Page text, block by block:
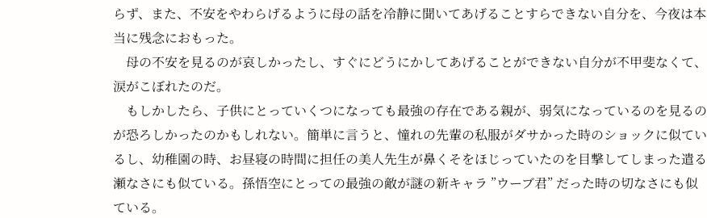
らず、また、不安をやわらげるように母の話を冷静に聞いてあげることすらできない自分を、今夜は本
当に残念におもった。
母の不安を見るのが哀しかったし、すぐにどうにかしてあげることができない自分が不甲斐なくて、
涙がこぼれたのだ。
もしかしたら、子供にとっていくつになっても最強の存在である親が、弱気になっているのを見るの
が恐ろしかったのかもしれない。簡単に言うと、憧れの先輩の私服がダサかった時のショックに似てい
るし、幼稚園の時、お昼寝の時間に担任の美人先生が鼻くそをほじっていたのを目撃してしまった遣る
瀬なさにも似ている。孫悟空にとっての最強の敵が謎の新キャラ ”ウーブ君” だった時の切なさにも似
ている。